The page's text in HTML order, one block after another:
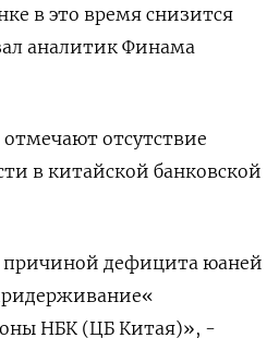
в это время снизится
аналитик Финама
отсутствие
в китайской банковской
дефицита юаней
НБК (ЦБ Китая)», -